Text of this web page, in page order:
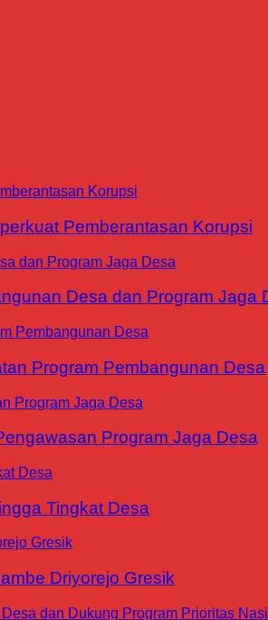
Pemberantasan Korupsi
Desa dan Program Jaga
Program Pembangunan Desa
Program Jaga Desa
Tingkat Desa
Driyorejo Gresik